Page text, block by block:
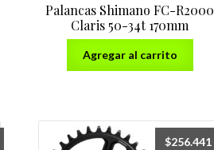
Palancas Shimano FC-R2000
Claris 50-34t 170mm
Agregar al carrito
$256.441